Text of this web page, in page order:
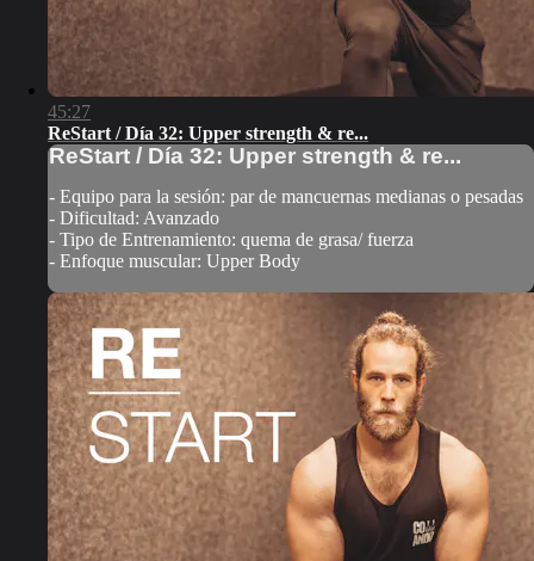
45:27
ReStart / Día 32: Upper strength & re...
ReStart / Día 32: Upper strength & re...
- Equipo para la sesión: par de mancuernas medianas o pesadas
- Dificultad: Avanzado
- Tipo de Entrenamiento: quema de grasa/ fuerza
- Enfoque muscular: Upper Body